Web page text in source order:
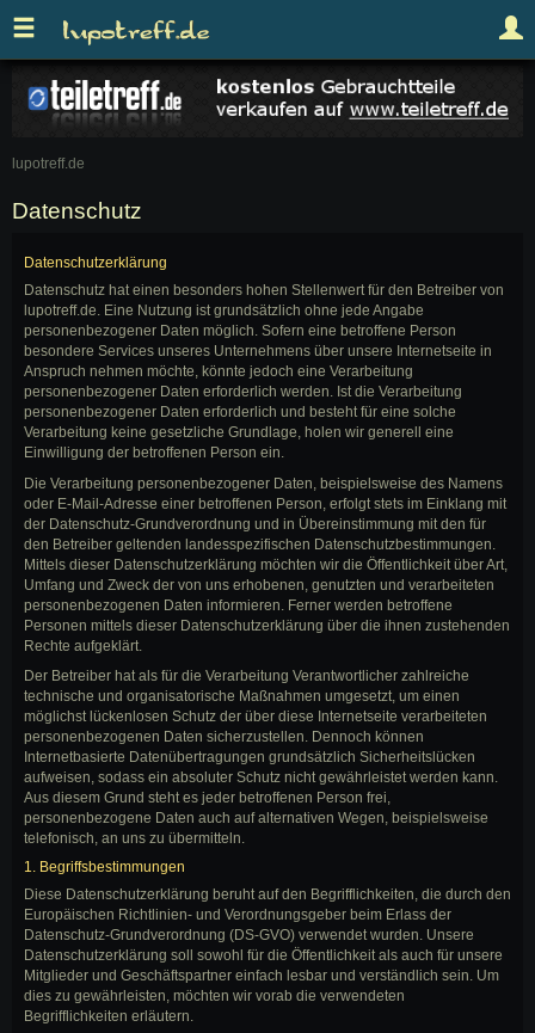
lupotreff.de
Datenschutz
Datenschutzerklärung
Datenschutz hat einen besonders hohen Stellenwert für den Betreiber von
lupotreff.de. Eine Nutzung ist grundsätzlich ohne jede Angabe
personenbezogener Daten möglich. Sofern eine betroffene Person
besondere Services unseres Unternehmens über unsere Internetseite in
Anspruch nehmen möchte, könnte jedoch eine Verarbeitung
personenbezogener Daten erforderlich werden. Ist die Verarbeitung
personenbezogener Daten erforderlich und besteht für eine solche
Verarbeitung keine gesetzliche Grundlage, holen wir generell eine
Einwilligung der betroffenen Person ein.
Die Verarbeitung personenbezogener Daten, beispielsweise des Namens
oder E-Mail-Adresse einer betroffenen Person, erfolgt stets im Einklang mit
der Datenschutz-Grundverordnung und in Übereinstimmung mit den für
den Betreiber geltenden landesspezifischen Datenschutzbestimmungen.
Mittels dieser Datenschutzerklärung möchten wir die Öffentlichkeit über Art,
Umfang und Zweck der von uns erhobenen, genutzten und verarbeiteten
personenbezogenen Daten informieren. Ferner werden betroffene
Personen mittels dieser Datenschutzerklärung über die ihnen zustehenden
Rechte aufgeklärt.
Der Betreiber hat als für die Verarbeitung Verantwortlicher zahlreiche
technische und organisatorische Maßnahmen umgesetzt, um einen
möglichst lückenlosen Schutz der über diese Internetseite verarbeiteten
personenbezogenen Daten sicherzustellen. Dennoch können
Internetbasierte Datenübertragungen grundsätzlich Sicherheitslücken
aufweisen, sodass ein absoluter Schutz nicht gewährleistet werden kann.
Aus diesem Grund steht es jeder betroffenen Person frei,
personenbezogene Daten auch auf alternativen Wegen, beispielsweise
telefonisch, an uns zu übermitteln.
1. Begriffsbestimmungen
Diese Datenschutzerklärung beruht auf den Begrifflichkeiten, die durch den
Europäischen Richtlinien- und Verordnungsgeber beim Erlass der
Datenschutz-Grundverordnung (DS-GVO) verwendet wurden. Unsere
Datenschutzerklärung soll sowohl für die Öffentlichkeit als auch für unsere
Mitglieder und Geschäftspartner einfach lesbar und verständlich sein. Um
dies zu gewährleisten, möchten wir vorab die verwendeten
Begrifflichkeiten erläutern.